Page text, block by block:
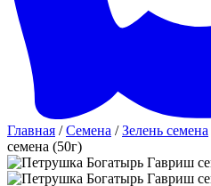
Главная /Семена /Зелень семена
семена (50г)